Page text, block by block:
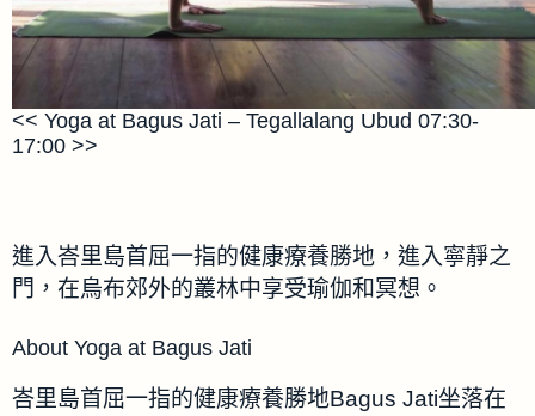
<< Yoga at Bagus Jati – Tegallalang Ubud 07:30-
17:00 >>
進入峇里島首屈一指的健康療養勝地，進入寧靜之
門，在烏布郊外的叢林中享受瑜伽和冥想。
About Yoga at Bagus Jati
峇里島首屈一指的健康療養勝地Bagus Jati坐落在